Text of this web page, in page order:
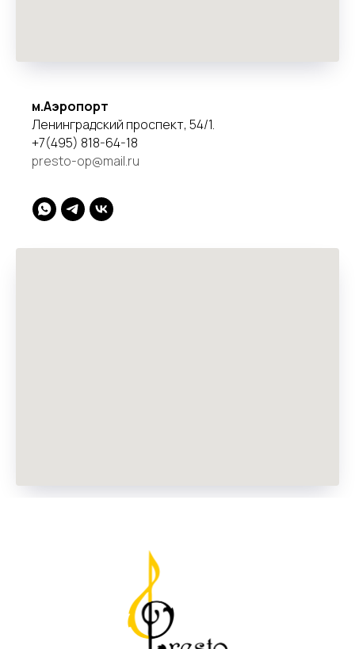
м.Аэропорт
Ленинградский проспект, 54/1.
+7(495) 818-64-18
presto-op@mail.ru